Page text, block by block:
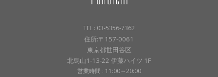
TEL : 03-5356-7362
住所:〒157-0061
東京都世田谷区
北烏山1-13-22 伊藤ハイツ 1F
営業時間 : 11:00～20:00